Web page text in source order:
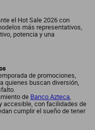
el Hot Sale 2026 con
más representativos,
potencia y una
de promociones,
quienes buscan diversión,
de Banco Azteca,
accesible, con facilidades de
cumplir el sueño de tener